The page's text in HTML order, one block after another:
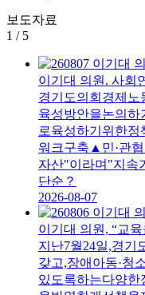
보도자료
1 / 5
이기대 의원. 사회
경기도의회경제
육성방안을논의
로육성하기위한
워크구축▲민·관
자산"이라며"지속
단순？
2026-08-07
이기대 의원, “교
지난7월24일,경기
갖고,장애아동·청
있도록하는다양